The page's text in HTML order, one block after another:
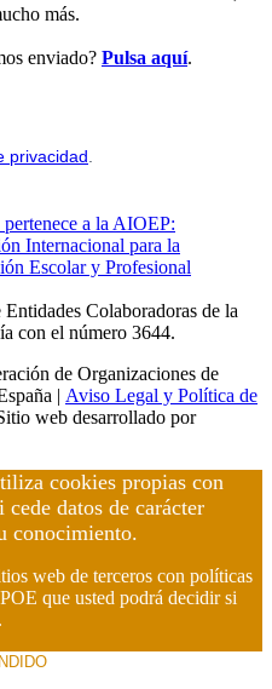
más.
enviado? Pulsa aquí.
privacidad
a la AIOEP:
Internacional para la
Escolar y Profesional
Colaboradoras de la
con el número 3644.
de Organizaciones de
| Aviso Legal y Política de
web desarrollado por
cookies propias con
datos de carácter
conocimiento.
web de terceros con políticas
que usted podrá decidir si